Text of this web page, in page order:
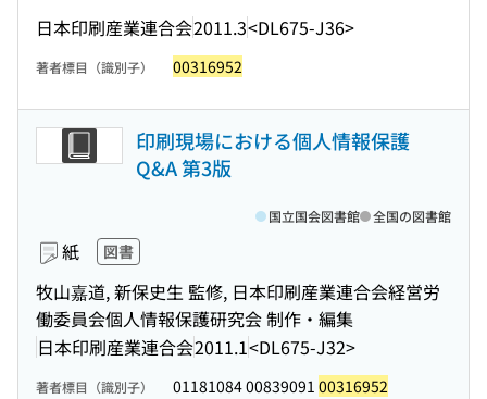
日本印刷産業連合会2011.3<DL675-J36>
著者標目（識別子） 00316952
印刷現場における個人情報保護
Q&A 第3版
紙 図書
牧山嘉道, 新保史生 監修, 日本印刷産業連合会経営労
働委員会個人情報保護研究会 制作・編集
日本印刷産業連合会2011.1<DL675-J32>
国立国会図書館 全国の図書館
著者標目（識別子） 01181084 00839091 00316952